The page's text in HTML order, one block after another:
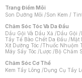
Trang Điểm Môi
Son Dưỡng Môi /Son Kem /
Chăm Sóc Tóc Và Da Đầu
Dầu Gội Và Dầu Xả /Dầu Gội /
Tẩy Tế Bào Chết Da Đầu /Mặt
Xịt Dưỡng Tóc /Thuốc Nhuộm
Máy Sấy Tóc /Lược /Bộ Chăm
Chăm Sóc Cơ Thể
Kem Tẩy Lông /Dụng Cụ Tẩy